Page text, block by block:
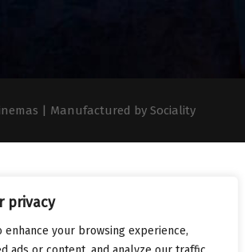
privacy
enhance your browsing experience,
| Manufactured by Sociality